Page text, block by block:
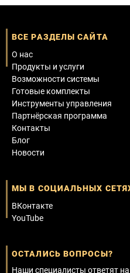
ВСЕ РАЗДЕЛЫ САЙТА
О нас
Продукты и услуги
Возможности системы
Готовые комплекты
Инструменты управления
Партнёрская программа
Контакты
Блог
Новости
МЫ В СОЦИАЛЬНЫХ
ВКонтакте
YouTube
ОСТАЛИСЬ ВОПРОСЫ?
Наши специалисты ответят